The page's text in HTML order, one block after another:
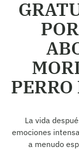
La vida
emociones
a menudo